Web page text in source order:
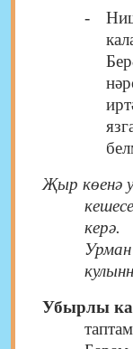
-
Җыр көенә
кешесе
Убырлы